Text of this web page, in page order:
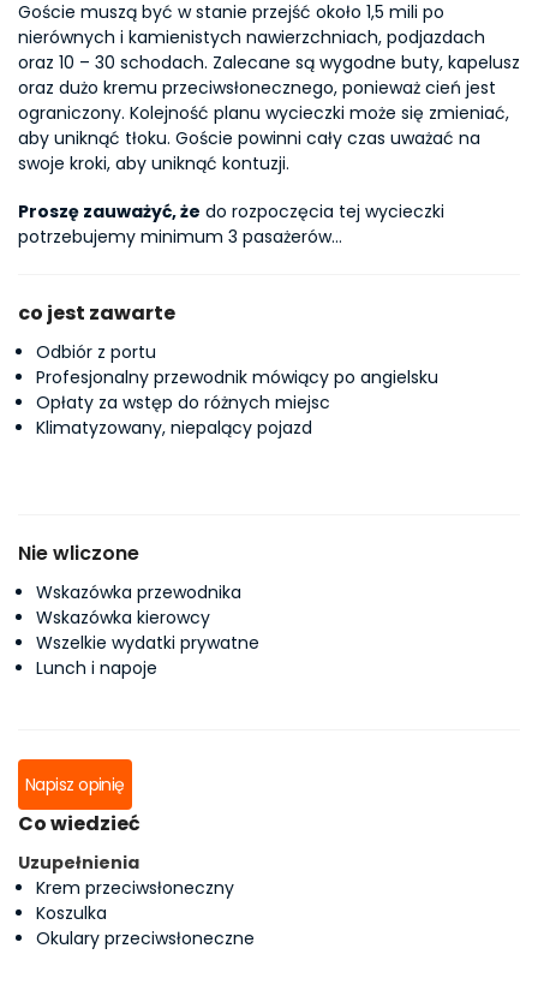
Goście muszą być w stanie przejść około 1,5 mili po
nierównych i kamienistych nawierzchniach, podjazdach
oraz 10 – 30 schodach. Zalecane są wygodne buty, kapelusz
oraz dużo kremu przeciwsłonecznego, ponieważ cień jest
ograniczony. Kolejność planu wycieczki może się zmieniać,
aby uniknąć tłoku. Goście powinni cały czas uważać na
swoje kroki, aby uniknąć kontuzji.
Proszę zauważyć, że do rozpoczęcia tej wycieczki
potrzebujemy minimum 3 pasażerów…
co jest zawarte
Odbiór z portu
Profesjonalny przewodnik mówiący po angielsku
Opłaty za wstęp do różnych miejsc
Klimatyzowany, niepalący pojazd
Nie wliczone
Wskazówka przewodnika
Wskazówka kierowcy
Wszelkie wydatki prywatne
Lunch i napoje
Napisz opinię
Co wiedzieć
Uzupełnienia
Krem przeciwsłoneczny
Koszulka
Okulary przeciwsłoneczne